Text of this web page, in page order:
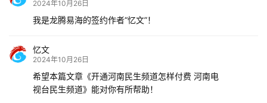
2024年10月26日
我是龙腾易海的签约作者“忆文”！
忆文
2024年10月26日
希望本篇文章《开通河南民生频道怎样付费 河南电
视台民生频道》能对你有所帮助！